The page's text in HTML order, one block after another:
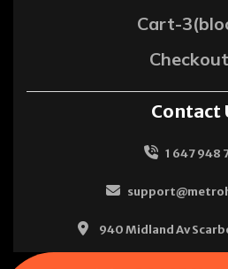
Cart-
Contact
1 647 948
940 Midland Av